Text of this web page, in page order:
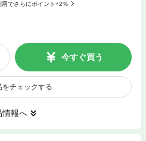
用でさらにポイント+2%
今すぐ買う
をチェックする
情報へ